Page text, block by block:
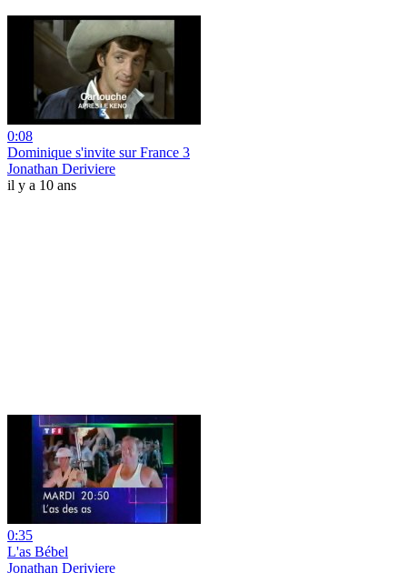
0:08
Dominique s'invite sur France 3
Jonathan Deriviere
il y a 10 ans
0:35
L'as Bébel
Jonathan Deriviere